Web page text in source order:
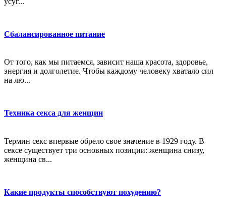
Сбалансированное питание
От того, как мы питаемся, зависит наша красота, здоровье,
энергия и долголетие. Чтобы каждому человеку хватало сил
на лю...
Техника секса для женщин
Термин секс впервые обрело свое значение в 1929 году. В
сексе существует три основных позиции: женщина снизу,
женщина св...
Какие продукты способствуют похудению?